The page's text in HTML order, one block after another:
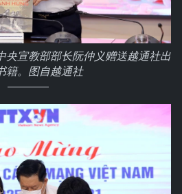
央宣教部部长阮仲义赠送越通社出
籍。图自越通社